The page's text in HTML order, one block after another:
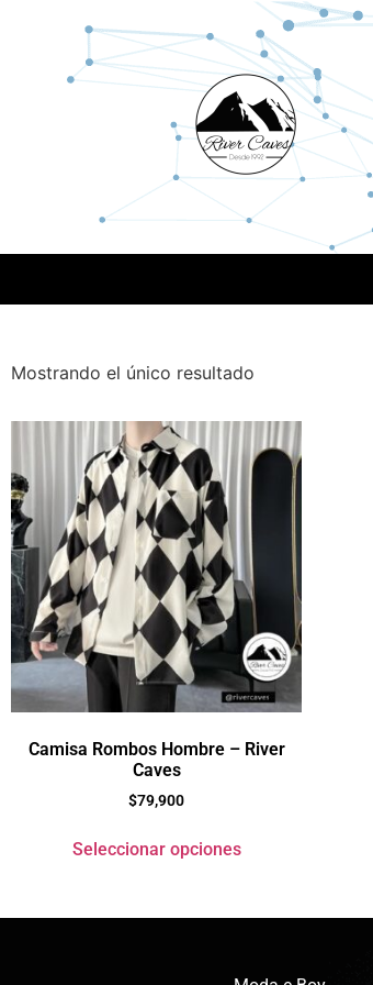
Mostrando el único resultado
Camisa Rombos Hombre – River
Caves
$79,900
Seleccionar opciones